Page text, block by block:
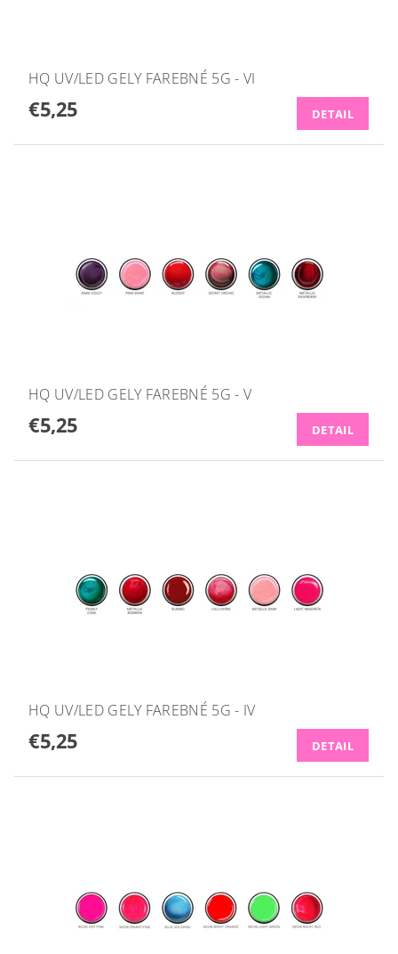
HQ UV/LED GELY FAREBNÉ 5G - VI
€5,25 DETAIL
HQ UV/LED GELY FAREBNÉ 5G - V
€5,25 DETAIL
HQ UV/LED GELY FAREBNÉ 5G - IV
€5,25 DETAIL